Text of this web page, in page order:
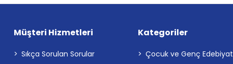
Müşteri Hizmetleri
Sıkça Sorulan Sorular
Kategoriler
Çocuk ve Genç Edebiyat